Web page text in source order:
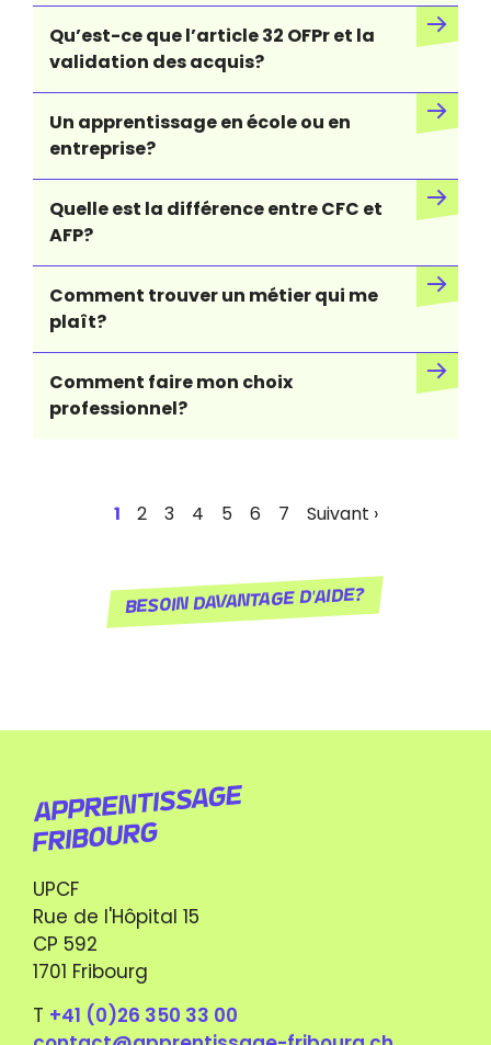
Qu’est-ce que l’article 32 OFPr et la
validation des acquis?
Un apprentissage en école ou en
entreprise?
Quelle est la différence entre CFC et
AFP?
Comment trouver un métier qui me
plaît?
Comment faire mon choix
professionnel?
Page
1 Page
2 Page
3 Page
4 Page
5 Page
6 Page
7
Page
Suivant ›
Besoin davantage d'aide?
UPCF
Rue de l'Hôpital 15
CP 592
1701 Fribourg
T +41 (0)26 350 33 00